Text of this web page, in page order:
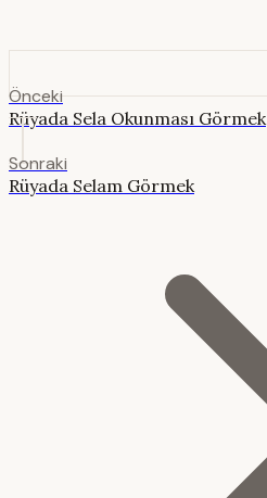
Önceki
Rüyada Sela Okunması Görmek
Sonraki
Rüyada Selam Görmek